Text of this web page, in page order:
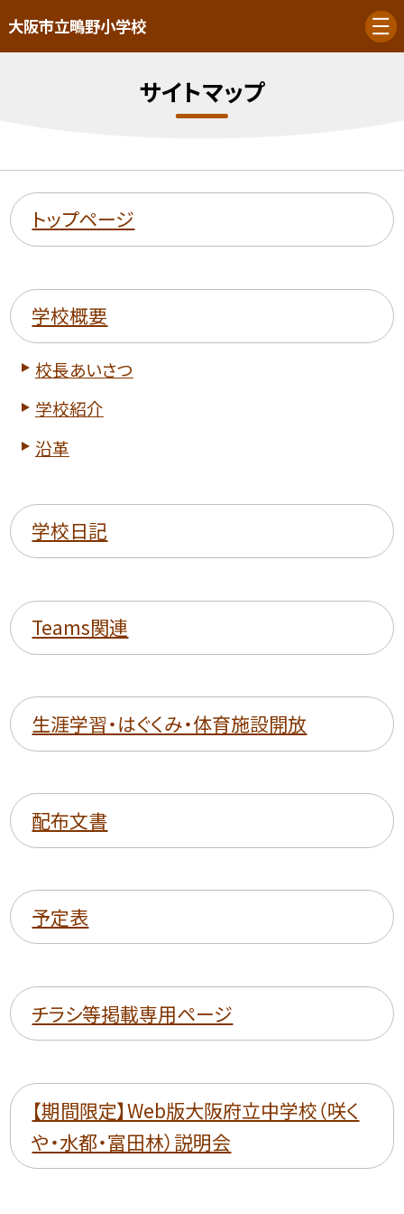
大阪市立鴫野小学校
サイトマップ
トップページ
学校概要
校長あいさつ
学校紹介
沿革
学校日記
Teams関連
生涯学習・はぐくみ・体育施設開放
配布文書
予定表
チラシ等掲載専用ページ
【期間限定】Web版大阪府立中学校（咲く
や・水都・富田林）説明会